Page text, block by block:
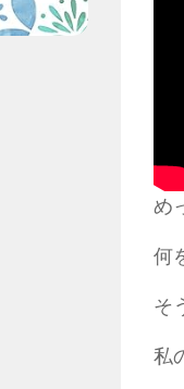
め
何
そ
私